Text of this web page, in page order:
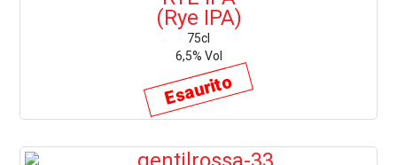
(Rye IPA)
75cl
6,5% Vol
Esaurito